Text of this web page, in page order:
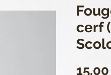
cerf